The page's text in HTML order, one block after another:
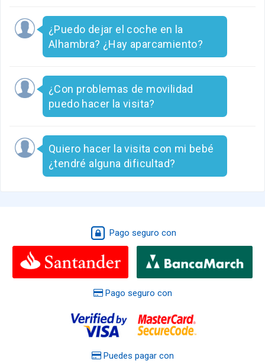
¿Puedo dejar el coche en la
Alhambra? ¿Hay aparcamiento?
¿Con problemas de movilidad
puedo hacer la visita?
Quiero hacer la visita con mi bebé
¿tendré alguna dificultad?
Pago seguro con
Pago seguro con
Puedes pagar con